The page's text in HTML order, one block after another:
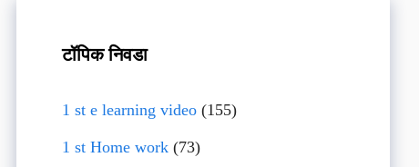
टॉपिक निवडा
1 st e learning video(155)
1 st Home work(73)